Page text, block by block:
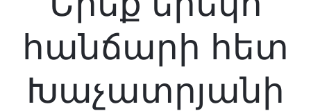
հանճարի հետ
Խաչատրյանի